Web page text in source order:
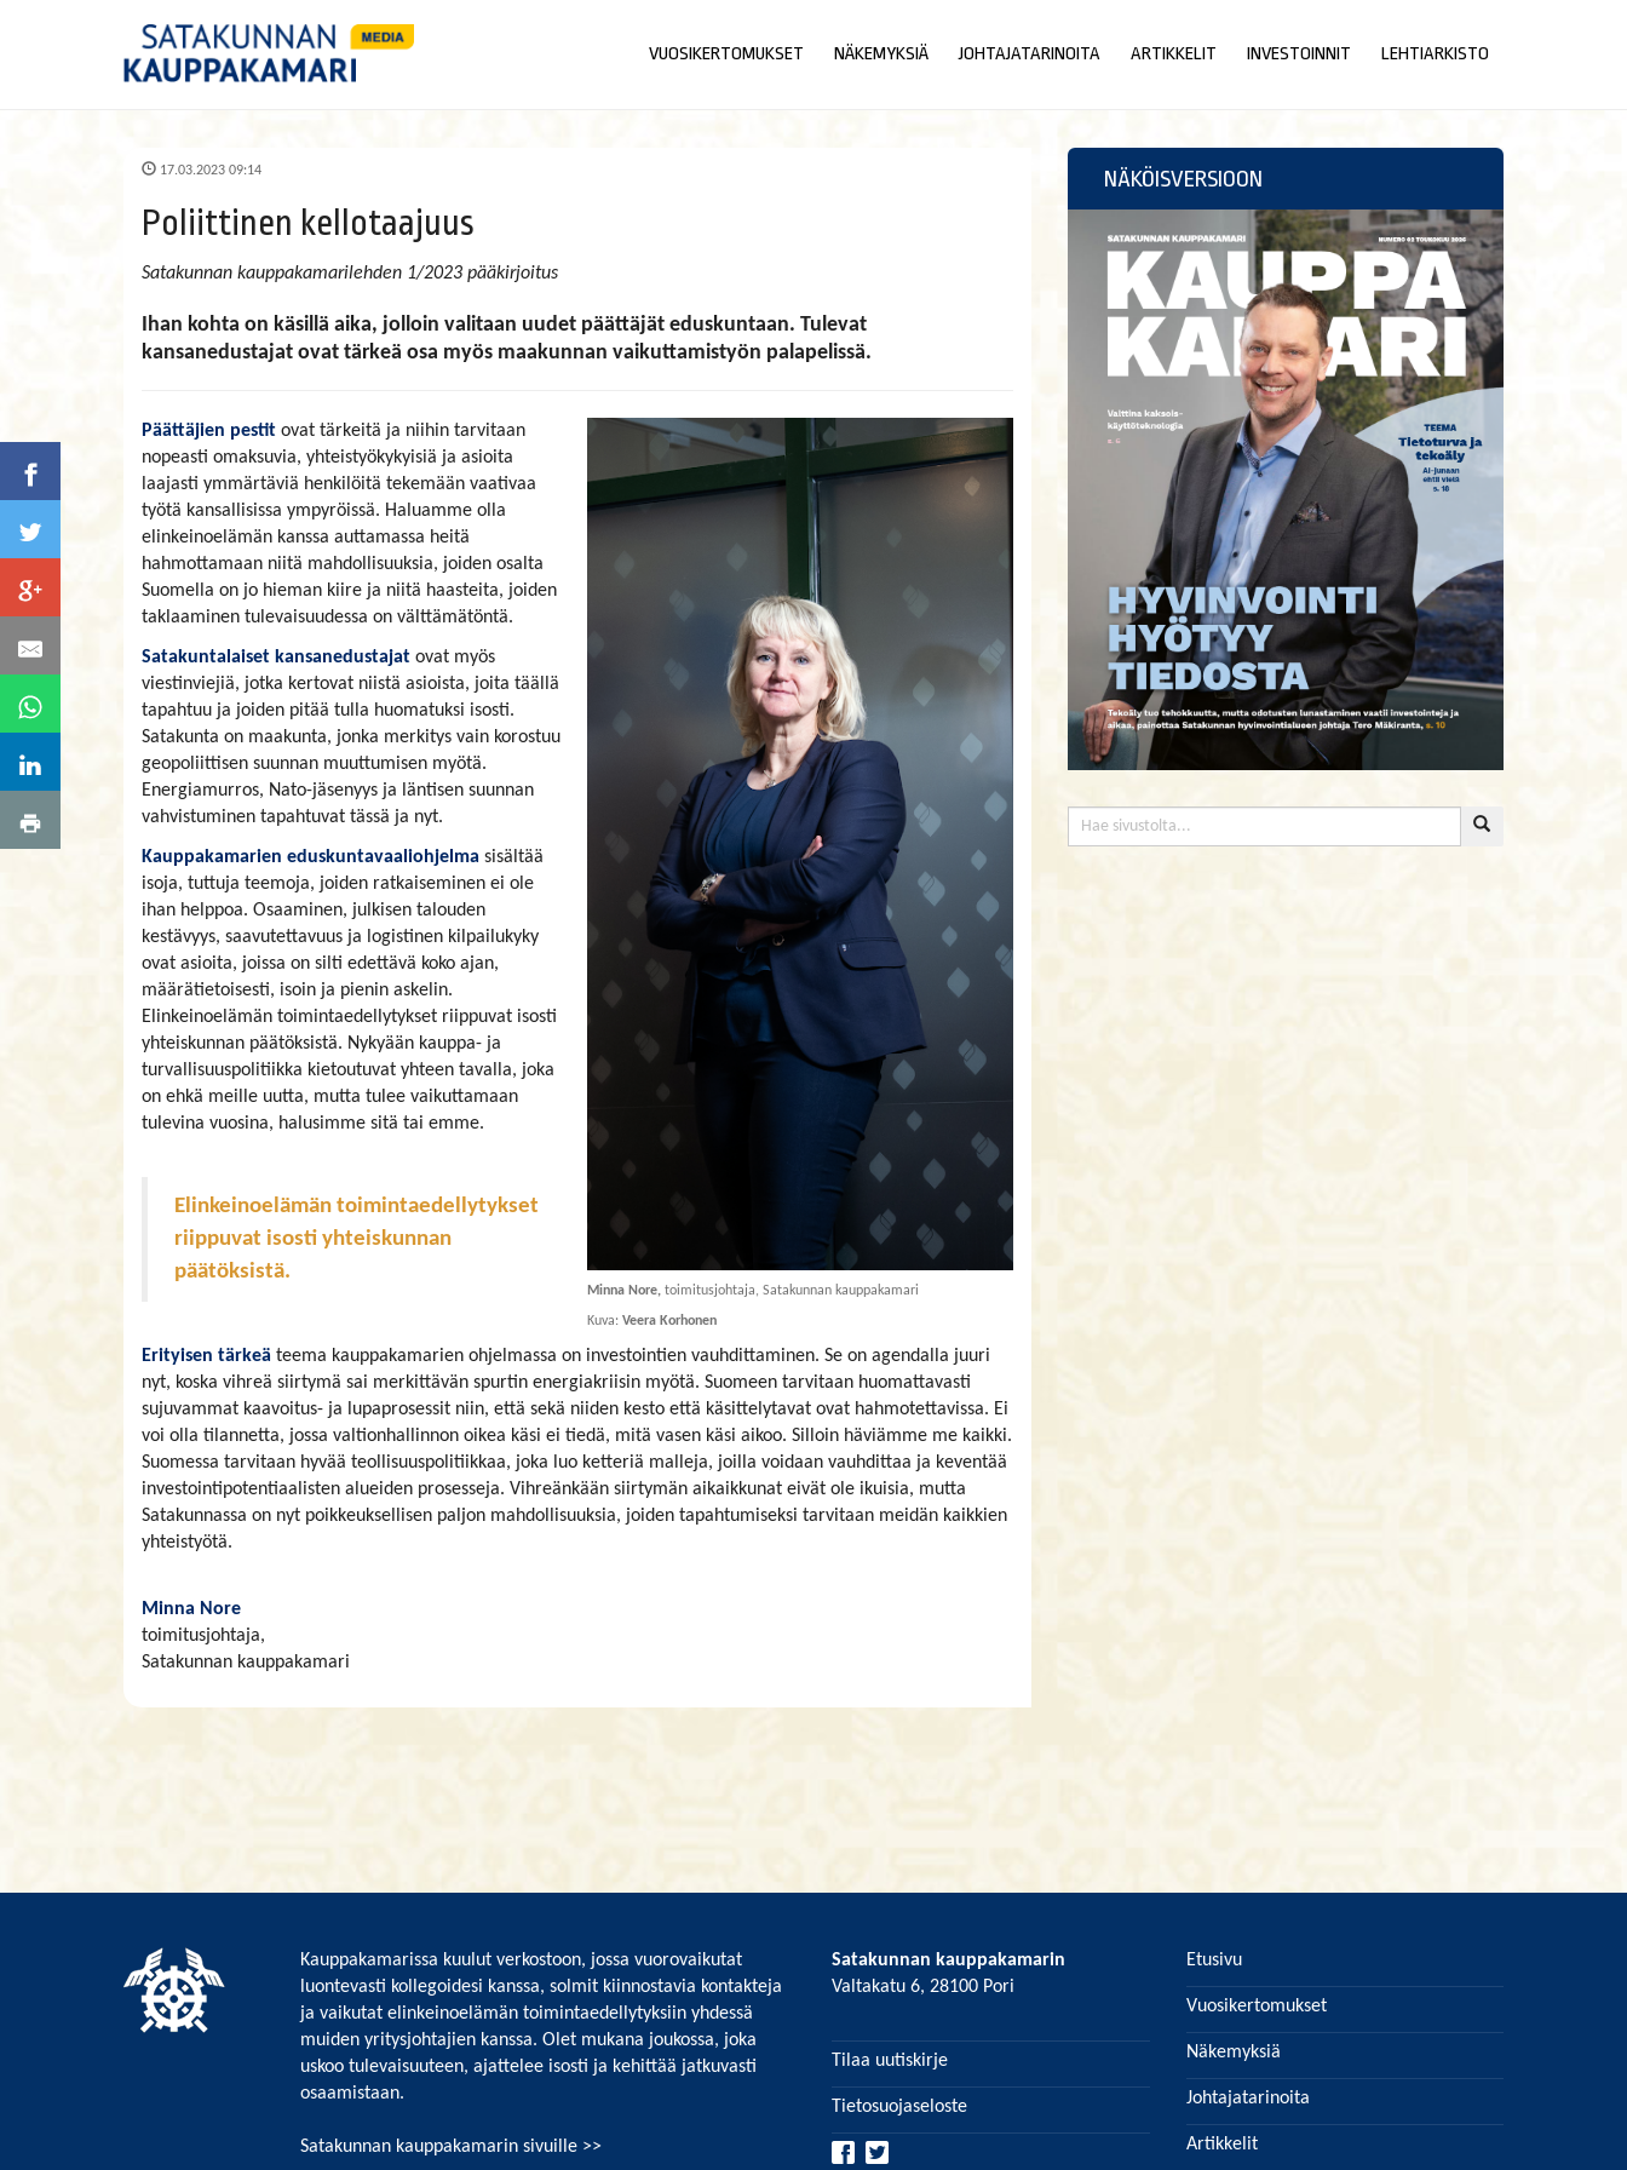
VUOSIKERTOMUKSET NÄKEMYKSIÄ JOHTAJATARINOITA ARTIKKELIT INVESTOINNIT LEHTIARKISTO
17.03.2023 09:14
Poliittinen kellotaajuus
Satakunnan kauppakamarilehden 1/2023 pääkirjoitus
Ihan kohta on käsillä aika, jolloin valitaan uudet päättäjät eduskuntaan. Tulevat
kansanedustajat ovat tärkeä osa myös maakunnan vaikuttamistyön palapelissä.
Päättäjien pestit ovat tärkeitä ja niihin tarvitaan
nopeasti omaksuvia, yhteistyökykyisiä ja asioita
laajasti ymmärtäviä henkilöitä tekemään vaativaa
työtä kansallisissa ympyröissä. Haluamme olla
elinkeinoelämän kanssa auttamassa heitä
hahmottamaan niitä mahdollisuuksia, joiden osalta
Suomella on jo hieman kiire ja niitä haasteita, joiden
taklaaminen tulevaisuudessa on välttämätöntä.
Satakuntalaiset kansanedustajat ovat myös
viestinviejiä, jotka kertovat niistä asioista, joita täällä
tapahtuu ja joiden pitää tulla huomatuksi isosti.
Satakunta on maakunta, jonka merkitys vain korostuu
geopoliittisen suunnan muuttumisen myötä.
Energiamurros, Nato-jäsenyys ja läntisen suunnan
vahvistuminen tapahtuvat tässä ja nyt.
Kauppakamarien eduskuntavaaliohjelma sisältää
isoja, tuttuja teemoja, joiden ratkaiseminen ei ole
ihan helppoa. Osaaminen, julkisen talouden
kestävyys, saavutettavuus ja logistinen kilpailukyky
ovat asioita, joissa on silti edettävä koko ajan,
määrätietoisesti, isoin ja pienin askelin.
Elinkeinoelämän toimintaedellytykset riippuvat isosti
yhteiskunnan päätöksistä. Nykyään kauppa- ja
turvallisuuspolitiikka kietoutuvat yhteen tavalla, joka
on ehkä meille uutta, mutta tulee vaikuttamaan
tulevina vuosina, halusimme sitä tai emme.
Elinkeinoelämän toimintaedellytykset
riippuvat isosti yhteiskunnan
päätöksistä.
Minna Nore, toimitusjohtaja, Satakunnan kauppakamari
Kuva: Veera Korhonen
Erityisen tärkeä teema kauppakamarien ohjelmassa on investointien vauhdittaminen. Se on agendalla juuri
nyt, koska vihreä siirtymä sai merkittävän spurtin energiakriisin myötä. Suomeen tarvitaan huomattavasti
sujuvammat kaavoitus- ja lupaprosessit niin, että sekä niiden kesto että käsittelytavat ovat hahmotettavissa. Ei
voi olla tilannetta, jossa valtionhallinnon oikea käsi ei tiedä, mitä vasen käsi aikoo. Silloin häviämme me kaikki.
Suomessa tarvitaan hyvää teollisuuspolitiikkaa, joka luo ketteriä malleja, joilla voidaan vauhdittaa ja keventää
investointipotentiaalisten alueiden prosesseja. Vihreänkään siirtymän aikaikkunat eivät ole ikuisia, mutta
Satakunnassa on nyt poikkeuksellisen paljon mahdollisuuksia, joiden tapahtumiseksi tarvitaan meidän kaikkien
yhteistyötä.
Minna Nore
toimitusjohtaja,
Satakunnan kauppakamari
NÄKÖISVERSIOON
Kauppakamarissa kuulut verkostoon, jossa vuorovaikutat
luontevasti kollegoidesi kanssa, solmit kiinnostavia kontakteja
ja vaikutat elinkeinoelämän toimintaedellytyksiin yhdessä
muiden yritysjohtajien kanssa. Olet mukana joukossa, joka
uskoo tulevaisuuteen, ajattelee isosti ja kehittää jatkuvasti
osaamistaan.
Satakunnan kauppakamarin sivuille >>
Satakunnan kauppakamarin
Valtakatu 6, 28100 Pori
Tilaa uutiskirje
Tietosuojaseloste
Etusivu
Vuosikertomukset
Näkemyksiä
Johtajatarinoita
Artikkelit